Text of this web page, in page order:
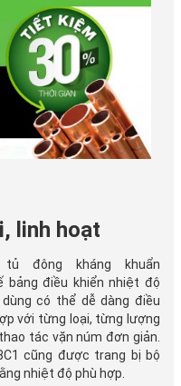
linh hoạt
đông kháng khuẩn
bảng điều khiển nhiệt độ
có thể dễ dàng điều
với từng loại, từng lượng
tác vặn núm đơn giản.
cũng được trang bị bộ
nhiệt độ phù hợp.